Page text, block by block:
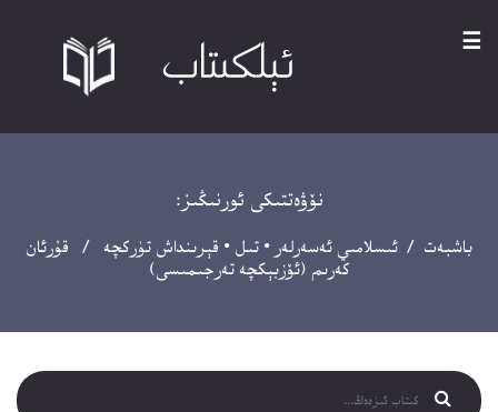
☰
نۆۋەتتىكى ئورنىڭىز:
باشبەت / ئىسلامىي ئەسەرلەر • تىل • قېرىنداش تۈركچە / قۇرئان
كەرىم (ئۆزبېكچە تەرجىمىسى)